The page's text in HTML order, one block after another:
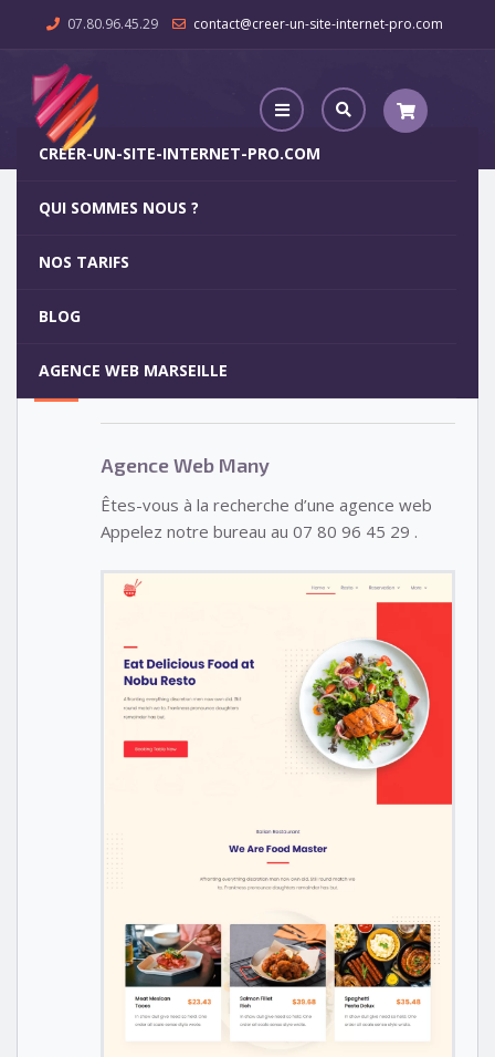
07.80.96.45.29 contact@creer-un-site-internet-pro.com
CREER-UN-SITE-INTERNET-PRO.COM
QUI SOMMES NOUS ?
NOS TARIFS
BLOG
AGENCE WEB MARSEILLE
Agence Web Many
5
Votre site internet pour 29€
Agence Web Many
Êtes-vous à la recherche d’une agence web
Appelez notre bureau au 07 80 96 45 29 .